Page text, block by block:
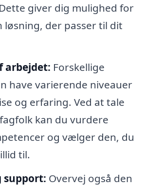
giver dig mulighed for
løsning, der passer til dit
arbejdet: Forskellige
have varierende niveauer
og erfaring. Ved at tale
kan du vurdere
og vælger den, du
til.
support: Overvej også den